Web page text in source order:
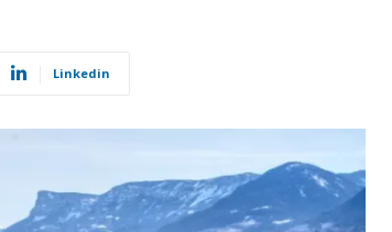
Linkedin